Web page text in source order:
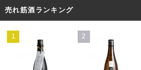
売れ筋酒ランキング
1 2